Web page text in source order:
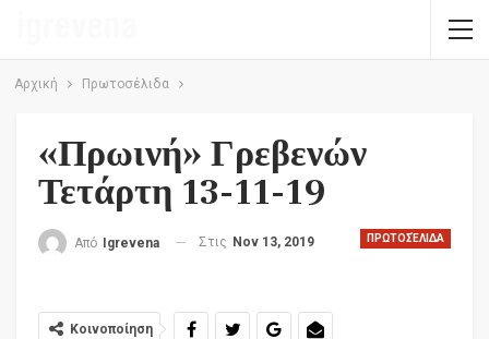
Αρχική Πρωτοσέλιδα
«Πρωινή» Γρεβενών
Τετάρτη 13-11-19
ΠΡΩΤΟΣΈΛΙΔΑ
Από Igrevena Στις Nov 13, 2019
Κοινοποίηση